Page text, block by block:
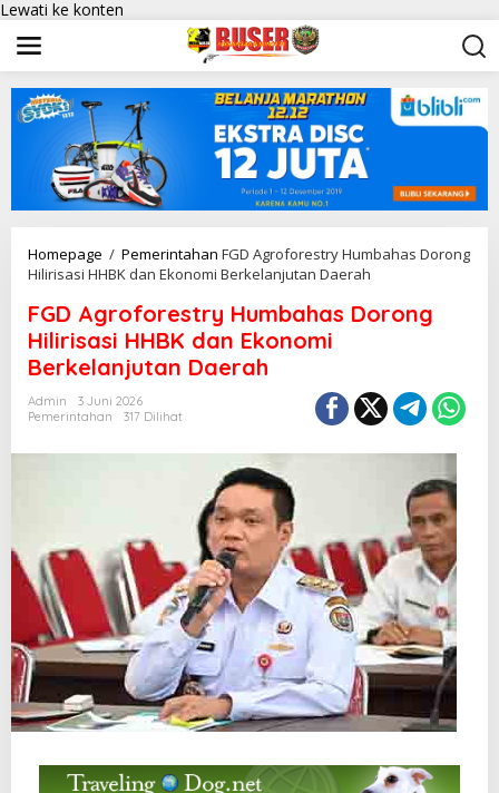
Lewati ke konten
Homepage / Pemerintahan FGD Agroforestry Humbahas Dorong
Hilirisasi HHBK dan Ekonomi Berkelanjutan Daerah
FGD Agroforestry Humbahas Dorong
Hilirisasi HHBK dan Ekonomi
Berkelanjutan Daerah
Admin
3 Juni 2026
Pemerintahan
317 Dilihat